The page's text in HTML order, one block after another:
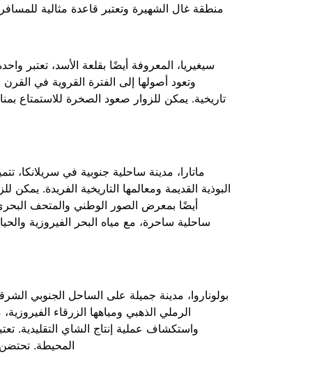
منطقة غال الشهيرة وتعتبر قاعدة مثالية
سيغيريا، المعروفة أيضًا بقلعة الأسد، تعتبر
وتعود أصولها إلى الفترة القروية في
تاريخية. يمكن للزوار صعود الصخرة للاستمتاع
ماتارا، مدينة ساحلية جنوبية في سريلانكا،
البوذية القديمة ومعالمها التاريخية الفريدة.
أيضًا بمعرض الصور الوطني والمتحف
ساحلية ساحرة، مع مياه البحر الفيروزية
بولوناروا، مدينة جميلة على الساحل الجنوبي
الرملي الذهبي ومياهها الزرقاء
واستكشاف عملية إنتاج الشاي التقليدية.
المحيطة. تحتضن